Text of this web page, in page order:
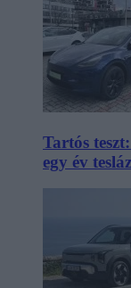
Tartós
egy év